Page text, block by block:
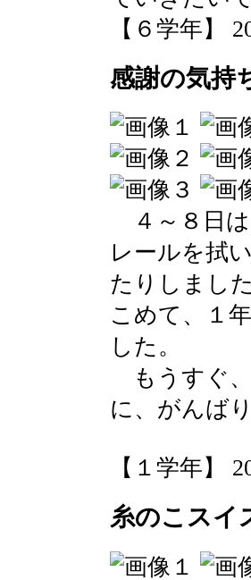
【６学年】
感謝の気持
４～８日
レールを拭
たりしまし
こめて、１
した。
もうすぐ
に、がんば
【１学年】
糸のこスイ